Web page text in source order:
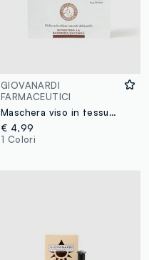
GIOVANARDI
FARMACEUTICI
Maschera viso in tessuto riequilibrante
€ 4,99
1 Colori